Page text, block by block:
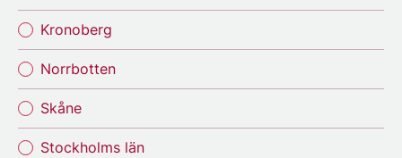
Kronoberg
Norrbotten
Skåne
Stockholms län